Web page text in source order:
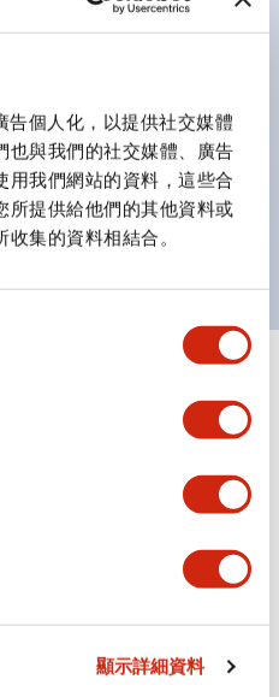
個人化，以提供社交媒體
也與我們的社交媒體、廣告
用我們網站的資料，這些合
所提供給他們的其他資料或
集的資料相結合。
顯示詳細資料
可清楚辨識正方平頭形指
點燈時的顏色識別。
：在危險或緊急狀況下，
更多人識別。